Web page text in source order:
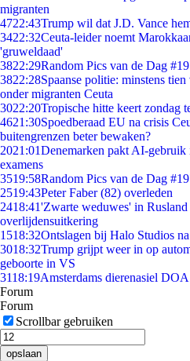
migranten
4722:43Trump wil dat J.D. Vance
3422:32Ceuta-leider noemt
'gruweldaad'
3822:29Random Pics van de Dag
3822:28Spaanse politie: minstens
onder migranten Ceuta
3022:20Tropische hitte keert zondag
4621:30Spoedberaad EU na crisis
buitengrenzen beter bewaken?
2021:01Denemarken pakt AI-gebruik
examens
3519:58Random Pics van de Dag
2519:43Peter Faber (82) overleden
2418:41'Zwarte weduwes' in
overlijdensuitkering
1518:32Ontslagen bij Halo Studios
3018:32Trump grijpt weer in op
geboorte in VS
3118:19Amsterdams dierenasiel
Forum
Forum
Scrollbar gebruiken
opslaan